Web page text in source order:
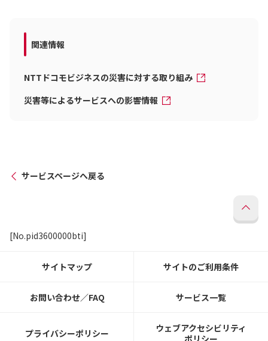
関連情報
NTTドコモビジネスの災害に対する取り組み
災害等によるサービスへの影響情報
サービスページへ戻る
[No.pid3600000bti]
サイトマップ サイトのご利用条件
お問い合わせ／FAQ サービス一覧
プライバシーポリシー
ウェブアクセシビリティ
ポリシー